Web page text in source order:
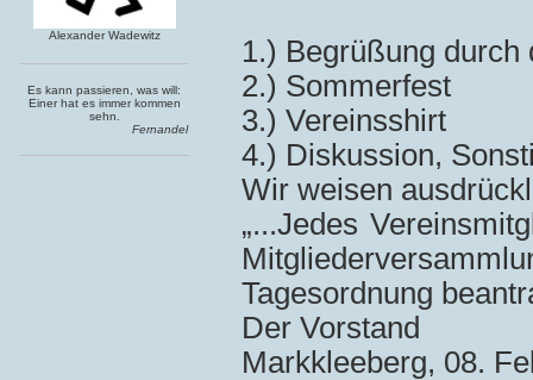
Alexander Wadewitz
Es kann passieren, was will:
Einer hat es immer kommen
sehn.
Fernandel
1.) Begrüßung durch
2.) Sommerfest
3.) Vereinsshirt
4.) Diskussion,
Wir weisen
„...Jedes
Tagesordnung
Der Vorstand
Markkleeberg, 08.